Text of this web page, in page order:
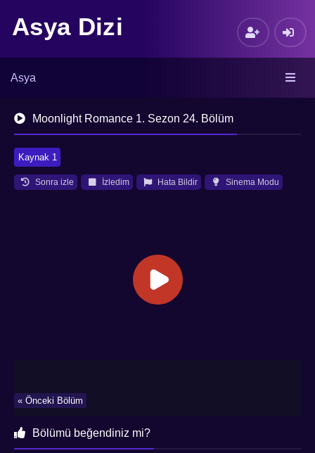
Asya Dizi
Asya
Moonlight Romance 1. Sezon 24. Bölüm
Kaynak 1
Sonra izle İzledim Hata Bildir Sinema Modu
« Önceki Bölüm
Bölümü beğendiniz mi?